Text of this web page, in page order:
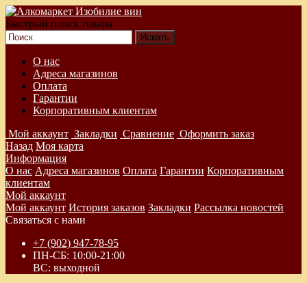
Быстрый поиск товара
О нас
Адреса магазинов
Оплата
Гарантии
Корпоративным клиентам
Мой аккаунт Закладки Сравнение Оформить заказ
Назад Моя карта
Информация
О нас Адреса магазинов Оплата Гарантии Корпоративным
клиентам
Мой аккаунт
Мой аккаунт История заказов Закладки Рассылка новостей
Связаться с нами
+7 (902) 947-78-95
ПН-СБ: 10:00-21:00
ВС: выходной